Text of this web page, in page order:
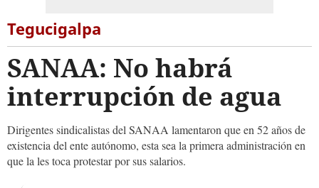
Tegucigalpa
SANAA: No habrá
interrupción de agua
Dirigentes sindicalistas del SANAA lamentaron que en 52 años de
existencia del ente autónomo, esta sea la primera administración en
que la les toca protestar por sus salarios.